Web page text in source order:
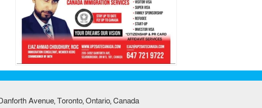
Avenue, Toronto, Ontario, Canada